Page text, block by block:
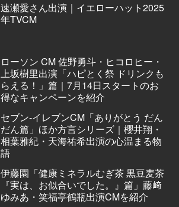
速瀬愛さん出演｜イエローハット2025
年TVCM
ローソン CM 佐野勇斗・ヒコロヒー・
上坂樹里出演「ハピとく祭 ドリンクも
らえる！」篇｜7月14日スタートのお
得なキャンペーンを紹介
セブン‐イレブンCM「ありがとう だん
だん篇」ほか方言シリーズ｜櫻井翔・
相葉雅紀・天海祐希出演の心温まる物
語
伊藤園「健康ミネラルむぎ茶 黒豆麦茶
『実は、お似合いでした。』篇」藤﨑
ゆみあ・笑福亭鶴瓶出演CMを紹介